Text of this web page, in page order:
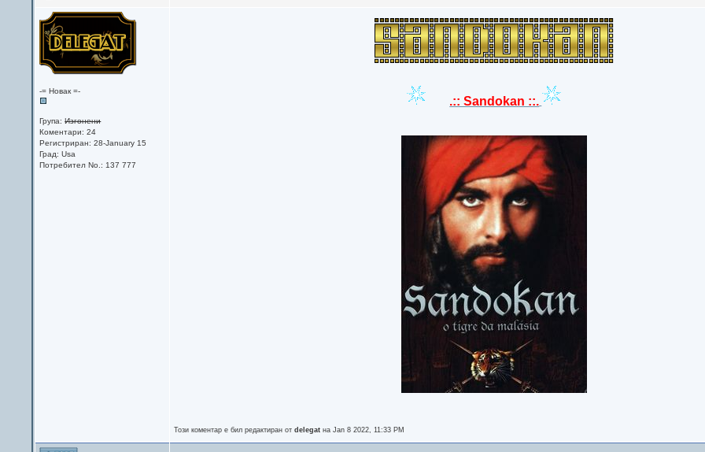
-= Новак =-
Група:Изгонени
Коментари: 24
Регистриран: 28-January 15
Град: Usa
Потребител No.: 137 777
.:: Sandokan ::.
Този коментар е бил редактиран отdelegat на Jan 8 2022, 11:33 PM